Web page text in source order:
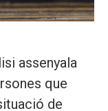
assenyala
que
de